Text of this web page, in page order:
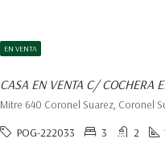
EN VENTA
CASA EN VENTA C/ COCHERA
Mitre 640 Coronel Suarez, Coronel
POG-222033 3 2